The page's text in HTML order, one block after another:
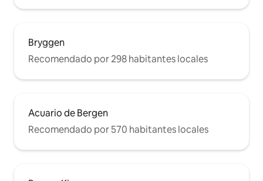
Bryggen
Recomendado por 298 habitantes locales
Acuario de Bergen
Recomendado por 570 habitantes locales